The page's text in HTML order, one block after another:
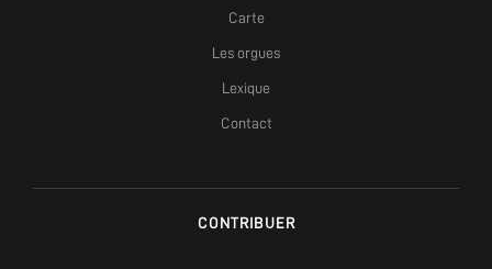
Carte
Les orgues
Lexique
Contact
CONTRIBUER